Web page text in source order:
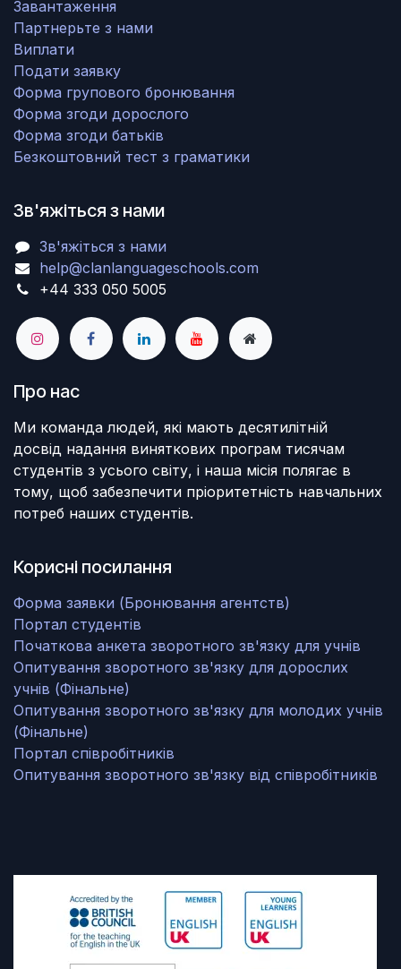
Завантаження
Партнерьте з нами
Виплати
Подати заявку
Форма групового бронювання
Форма згоди дорослого
Форма згоди батьків
Безкоштовний тест з граматики
Зв'яжіться з нами
Зв'яжіться з нами
help@clanlanguageschools.com
+44 333 050 5005
Про нас
Ми команда людей, які мають десятилітній
досвід надання виняткових програм тисячам
студентів з усього світу, і наша місія полягає в
тому, щоб забезпечити пріоритетність навчальних
потреб наших студентів.
Корисні посилання
Форма заявки (Бронювання агентств)
Портал студентів
Початкова анкета зворотного зв'язку для учнів
Опитування зворотного зв'язку для дорослих
учнів (Фінальне)
Опитування зворотного зв'язку для молодих учнів
(Фінальне)
Портал співробітників
Опитування зворотного зв'язку від співробітників